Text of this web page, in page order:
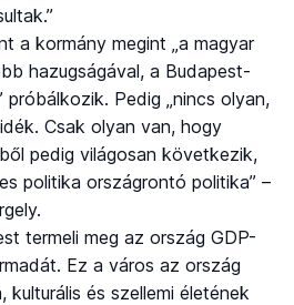
a kormány megint „a magyar
hazugságával, a Budapest-
próbálkozik. Pedig „nincs olyan,
Csak olyan van, hogy
pedig világosan következik,
politika országrontó politika” –
termeli meg az ország GDP-
Ez a város az ország
kulturális és szellemi életének